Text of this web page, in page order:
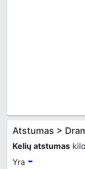
Atstumas >
Kelių atstumas
Yra -